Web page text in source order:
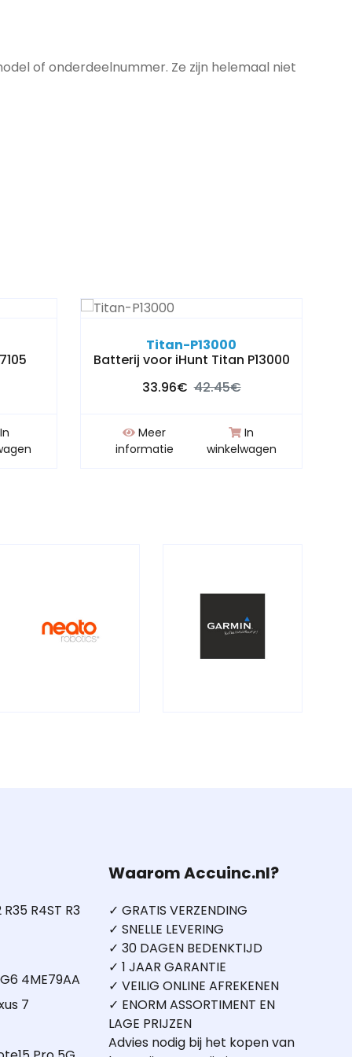
of onderdeelnummer. Ze zijn helemaal niet
In
Titan-P13000
Batterij voor iHunt Titan P13000
33.96€ 42.45€
Meer
informatie
In
winkelwagen
R4ST R3
4ME79AA
7
Waarom Accuinc.nl?
✓ GRATIS VERZENDING
✓ SNELLE LEVERING
✓ 30 DAGEN BEDENKTIJD
✓ 1 JAAR GARANTIE
✓ VEILIG ONLINE AFREKENEN
✓ ENORM ASSORTIMENT EN
LAGE PRIJZEN
Advies nodig bij het kopen van